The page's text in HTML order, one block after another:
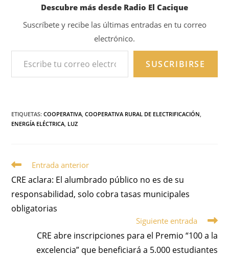
Descubre más desde Radio El Cacique
Suscríbete y recibe las últimas entradas en tu correo
electrónico.
SUSCRIBIRSE
ETIQUETAS:COOPERATIVA COOPERATIVA RURAL DE ELECTRIFICACIÓN
ENERGÍA ELÉCTRICA LUZ
Entrada anterior
CRE aclara: El alumbrado público no es de su
responsabilidad, solo cobra tasas municipales
obligatorias
Siguiente entrada
CRE abre inscripciones para el Premio “100 a la
excelencia” que beneficiará a 5.000 estudiantes